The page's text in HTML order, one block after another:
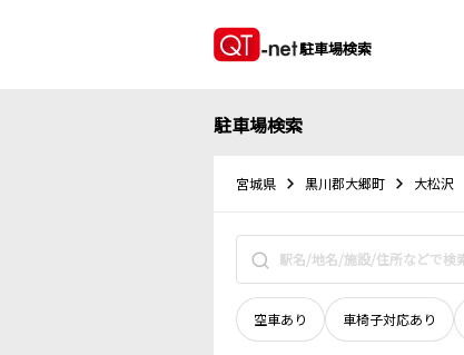
駐車場検索
駐車場検索
宮城県 黒川郡大郷町 大松沢
空車あり 車椅子対応あり